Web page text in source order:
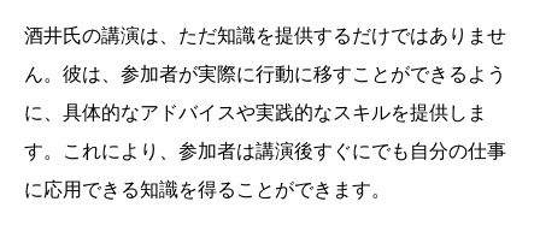
酒井氏の講演は、ただ知識を提供するだけではありませ
ん。彼は、参加者が実際に行動に移すことができるよう
に、具体的なアドバイスや実践的なスキルを提供しま
す。これにより、参加者は講演後すぐにでも自分の仕事
に応用できる知識を得ることができます。